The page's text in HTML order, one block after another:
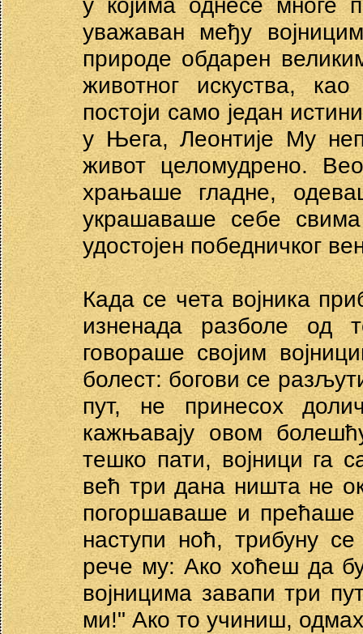
уважаван међу
природе обдарен
животног искуства,
постоји само један
у Њега, Леонтије Му
живот целомудрено.
храњаше гладне,
украшаваше себе
удостојен победничког
Када се чета војника
изненада разболе од
говораше својим
болест: богови се
пут, не принесох
кажњавају овом
тешко пати, војници га
већ три дана ништа не
погоршаваше и прећаше
наступи ноћ, трибуну
рече му: Ако хоћеш да
војницима завапи три
ми!" Ако то учиниш,